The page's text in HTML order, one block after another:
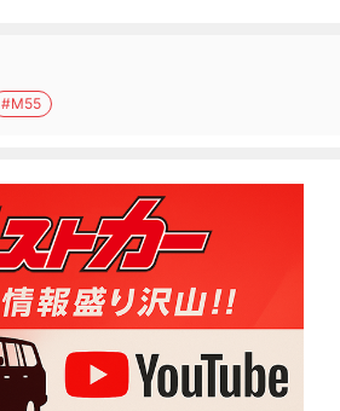
#M55